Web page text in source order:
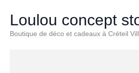
contenuLoulou concept
Boutique de déco et cadeaux à Créteil